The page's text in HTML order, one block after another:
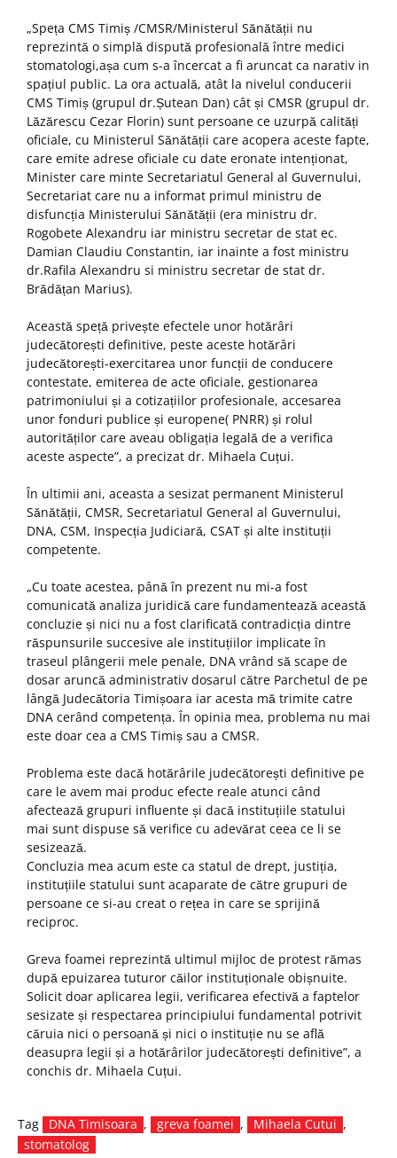
„Speța CMS Timiș /CMSR/Ministerul Sănătății nu
reprezintă o simplă dispută profesională între medici
stomatologi,așa cum s-a încercat a fi aruncat ca narativ in
spațiul public. La ora actuală, atât la nivelul conducerii
CMS Timiș (grupul dr.Șutean Dan) cât și CMSR (grupul dr.
Lăzărescu Cezar Florin) sunt persoane ce uzurpă calități
oficiale, cu Ministerul Sănătății care acopera aceste fapte,
care emite adrese oficiale cu date eronate intenționat,
Minister care minte Secretariatul General al Guvernului,
Secretariat care nu a informat primul ministru de
disfuncția Ministerului Sănătății (era ministru dr.
Rogobete Alexandru iar ministru secretar de stat ec.
Damian Claudiu Constantin, iar inainte a fost ministru
dr.Rafila Alexandru si ministru secretar de stat dr.
Brădățan Marius).
Această speță privește efectele unor hotărâri
judecătorești definitive, peste aceste hotărâri
judecătorești-exercitarea unor funcții de conducere
contestate, emiterea de acte oficiale, gestionarea
patrimoniului și a cotizațiilor profesionale, accesarea
unor fonduri publice și europene( PNRR) și rolul
autorităților care aveau obligația legală de a verifica
aceste aspecte”, a precizat dr. Mihaela Cuțui.
În ultimii ani, aceasta a sesizat permanent Ministerul
Sănătății, CMSR, Secretariatul General al Guvernului,
DNA, CSM, Inspecția Judiciară, CSAT și alte instituții
competente.
„Cu toate acestea, până în prezent nu mi-a fost
comunicată analiza juridică care fundamentează această
concluzie și nici nu a fost clarificată contradicția dintre
răspunsurile succesive ale instituțiilor implicate în
traseul plângerii mele penale, DNA vrând să scape de
dosar aruncă administrativ dosarul către Parchetul de pe
lângă Judecătoria Timișoara iar acesta mă trimite catre
DNA cerând competența. În opinia mea, problema nu mai
este doar cea a CMS Timiș sau a CMSR.
Problema este dacă hotărârile judecătorești definitive pe
care le avem mai produc efecte reale atunci când
afectează grupuri influente și dacă instituțiile statului
mai sunt dispuse să verifice cu adevărat ceea ce li se
sesizează.
Concluzia mea acum este ca statul de drept, justiția,
instituțiile statului sunt acaparate de către grupuri de
persoane ce si-au creat o rețea in care se sprijină
reciproc.
Greva foamei reprezintă ultimul mijloc de protest rămas
după epuizarea tuturor căilor instituționale obișnuite.
Solicit doar aplicarea legii, verificarea efectivă a faptelor
sesizate și respectarea principiului fundamental potrivit
căruia nici o persoană și nici o instituție nu se află
deasupra legii și a hotărârilor judecătorești definitive”, a
conchis dr. Mihaela Cuțui.
Tag DNA Timisoara , greva foamei , Mihaela Cutui ,
stomatolog